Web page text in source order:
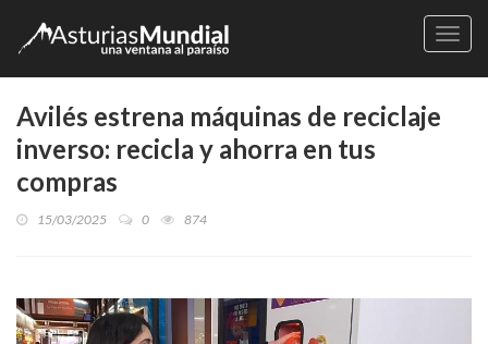
Avilés estrena máquinas de reciclaje
inverso: recicla y ahorra en tus
compras
15/03/2025 0 874